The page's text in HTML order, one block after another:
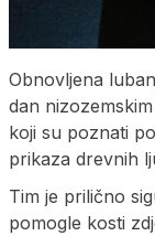
Obnovljena
dan
koji su poznati
prikaza drevnih
Tim je prilično
pomogle kosti